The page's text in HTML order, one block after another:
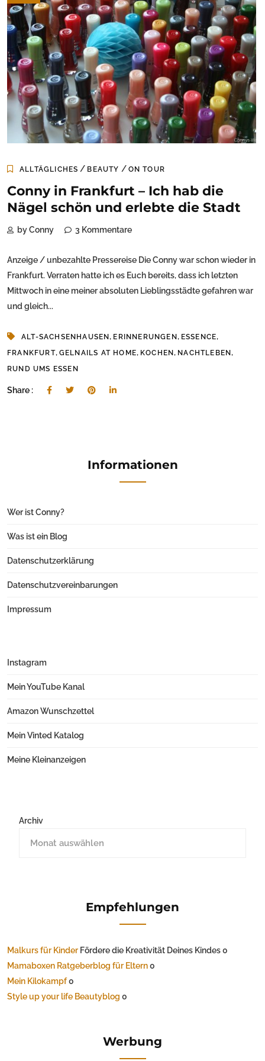
ALLTÄGLICHES / BEAUTY / ON TOUR
Conny in Frankfurt – Ich hab die
Nägel schön und erlebte die Stadt
by Conny 3 Kommentare
Anzeige / unbezahlte Pressereise Die Conny war schon wieder in
Frankfurt. Verraten hatte ich es Euch bereits, dass ich letzten
Mittwoch in eine meiner absoluten Lieblingsstädte gefahren war
und gleich...
ALT-SACHSENHAUSEN, ERINNERUNGEN , ESSENCE,
FRANKFURT, GELNAILS AT HOME, KOCHEN, NACHTLEBEN,
RUND UMS ESSEN
Share :
Informationen
Wer ist Conny?
Was ist ein Blog
Datenschutzerklärung
Datenschutzvereinbarungen
Impressum
Instagram
Mein YouTube Kanal
Amazon Wunschzettel
Mein Vinted Katalog
Meine Kleinanzeigen
Archiv
Empfehlungen
Malkurs für Kinder Fördere die Kreativität Deines Kindes 0
Mamaboxen Ratgeberblog für Eltern0
Mein Kilokampf0
Style up your life Beautyblog 0
Werbung